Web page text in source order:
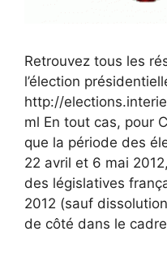
Retrouvez tous les
l’élection
http://
ml En tout cas, pour
que la période des
22 avril et 6 mai
des législatives
2012 (sauf
de côté dans le